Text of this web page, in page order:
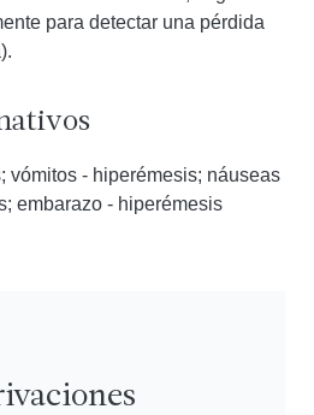
para detectar una pérdida
vómitos - hiperémesis; náuseas
embarazo - hiperémesis